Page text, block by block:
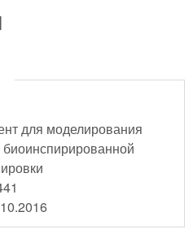
для моделирования